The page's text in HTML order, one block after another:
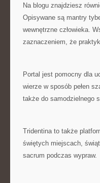
Na blogu znajdziesz
Opisywane są mantry
wewnętrzne człowieka.
zaznaczeniem, że
Portal jest pomocny dla
wierze w sposób pełen
także do samodzielnego
Tridentina to także
świętych miejscach,
sacrum podczas wypraw.